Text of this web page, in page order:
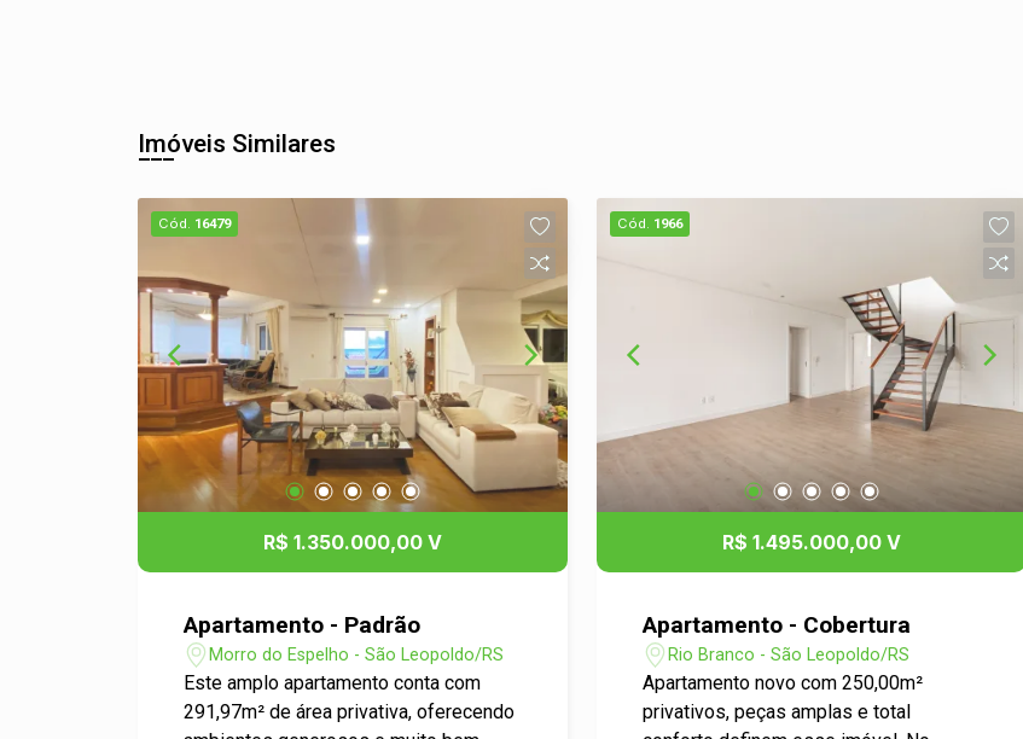
Imóveis Similares
Cód. 16479
R$ 1.350.000,00 V
Apartamento - Padrão
Morro do Espelho - São Leopoldo/RS
Este amplo apartamento conta com
291,97m² de área privativa, oferecendo
Cód. 1966
R$ 1.495.000,00 V
Apartamento - Cobertura
Rio Branco - São Leopoldo/RS
Apartamento novo com 250,00m²
privativos, peças amplas e total